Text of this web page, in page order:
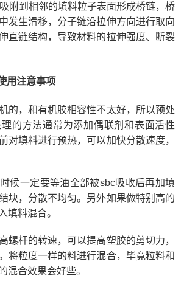
附到相邻的填料粒子表面形成桥链，桥
发生滑移，分子链沿拉伸方向进行取向
直链结构，导致材料的拉伸强度、断裂
用注意事项
的，和有机胶相容性不太好，所以预处
的方法通常为添加偶联剂和表面活性
对填料进行预热，可以加快分散速度，
候一定要等油全部被sbc吸收后再加填
块，分散不均匀。另外如果做特别高的
填料混合。
螺杆的转速，可以提高塑胶的剪切力，
将粒度一样的料进行混合，毕竟粒料和
混合效果会好些。